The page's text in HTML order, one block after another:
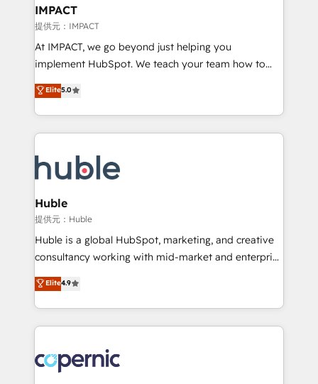
Integration templates that put HubSpot in the center
of your tech stack, syncing... 🛍️ Shopify or
WooCommerce 💲 Stripe or Paypal 💰 Sage or
Netsuite 🤖 Google or Microsoft ✍️ DocuSign or
the rare Advanced "Custom Integrations"
Accreditation, securely sync data across... 🔄 any
new HubSpot portal with Advanced Website and
CRM Migrations using our in-house "HubScrub" Tool.
IMPACT
提供元：IMPACT
At IMPACT, we go beyond just helping you
implement HubSpot. We teach your team how to
master it. As the creators of the Endless Customers
System™ (the next evolution of They Ask, You
Answer), we’re the only HubSpot partner built
entirely around coaching and training. That means
skills, processes, and internal team you need to
attract the right buyers, close deals faster, and grow
without outside dependencies. You’ll learn how to: •
Set up, audit, and organize your HubSpot portal •
Get your sales team fully using HubSpot • Track
pipeline and revenue across the entire buyer journey
growth • Create content and videos that attract
buyers • Use AI to scale smarter Our coaching-led
lasts. So if you're ready to become the most trusted
voice in your market, let’s talk.
Elite5.0
Huble
提供元：Huble
Huble is a global HubSpot, marketing, and creative
consultancy working with mid-market and enterprise
businesses. We go beyond implementation, shaping
the strategy, processes, and teams that turn
HubSpot into a genuine growth engine. Named
HubSpot's Global Partner of the Year in 2024,
worldwide, and with over 15 years in the ecosystem,
Huble has built a track record that speaks for itself.
Elite4.9